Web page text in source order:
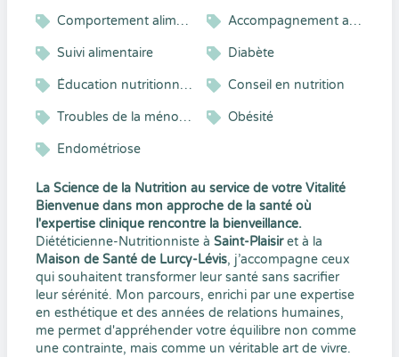
Comportement alimentaire Accompagnement alimentaire
Suivi alimentaire Diabète
Éducation nutritionnelle Conseil en nutrition
Troubles de la ménopause Obésité
Endométriose
La Science de la Nutrition au service de votre Vitalité
Bienvenue dans mon approche de la santé où
l'expertise clinique rencontre la bienveillance.
Diététicienne-Nutritionniste à Saint-Plaisiret à la
Maison de Santé de Lurcy-Lévis, j’accompagne ceux
qui souhaitent transformer leur santé sans sacrifier
leur sérénité. Mon parcours, enrichi par une expertise
en esthétique et des années de relations humaines,
me permet d'appréhender votre équilibre non comme
une contrainte, mais comme un véritable art de vivre.